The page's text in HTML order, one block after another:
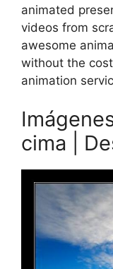
animated
videos from
awesome
without the
animation
cima |